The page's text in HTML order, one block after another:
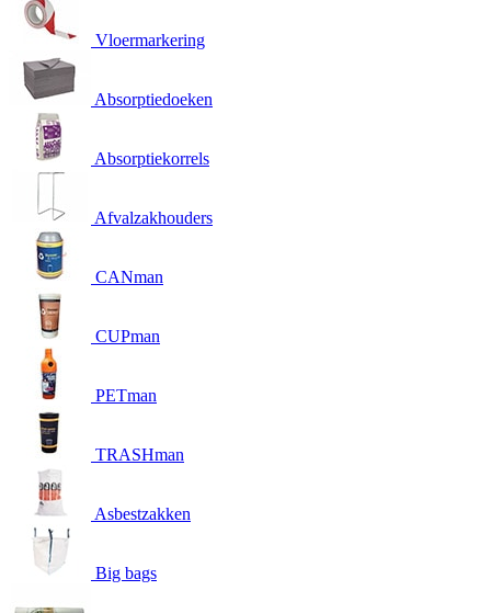
Vloermarkering
Absorptiedoeken
Absorptiekorrels
Afvalzakhouders
CANman
CUPman
PETman
TRASHman
Asbestzakken
Big bags